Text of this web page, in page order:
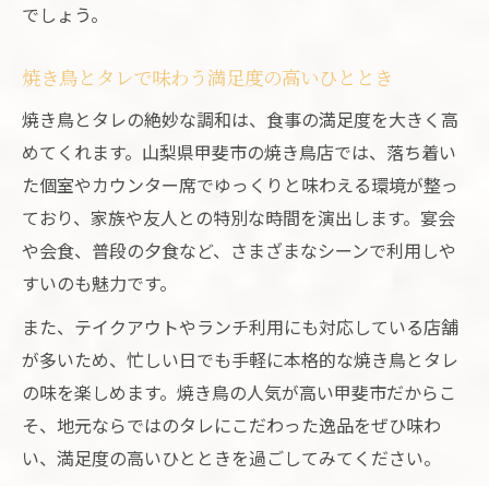
でしょう。
焼き鳥とタレで味わう満足度の高いひととき
焼き鳥とタレの絶妙な調和は、食事の満足度を大きく高
めてくれます。山梨県甲斐市の焼き鳥店では、落ち着い
た個室やカウンター席でゆっくりと味わえる環境が整っ
ており、家族や友人との特別な時間を演出します。宴会
や会食、普段の夕食など、さまざまなシーンで利用しや
すいのも魅力です。
また、テイクアウトやランチ利用にも対応している店舗
が多いため、忙しい日でも手軽に本格的な焼き鳥とタレ
の味を楽しめます。焼き鳥の人気が高い甲斐市だからこ
そ、地元ならではのタレにこだわった逸品をぜひ味わ
い、満足度の高いひとときを過ごしてみてください。